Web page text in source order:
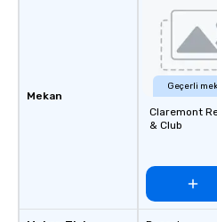
Mekan
Geçerli
Claremont
& Club